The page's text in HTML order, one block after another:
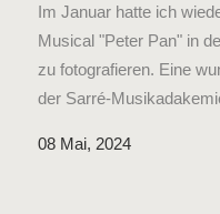
Im Januar hatte ich
Musical "Peter Pan" in
zu fotografieren. Eine
der Sarré-
08 Mai, 2024